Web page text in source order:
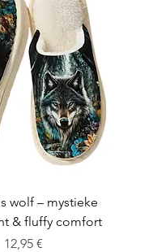
wolf – mystieke
& fluffy comfort
Cena
12,95 €